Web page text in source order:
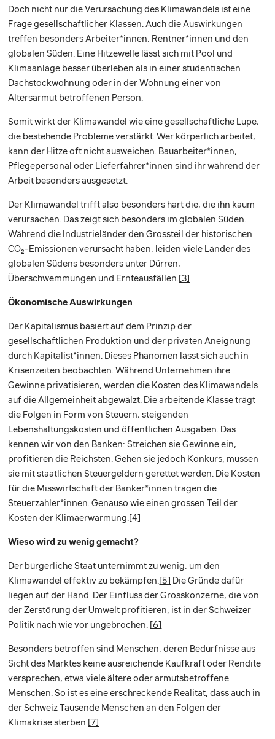
Doch nicht nur die Verursachung des Klimawandels ist eine
Frage gesellschaftlicher Klassen. Auch die Auswirkungen
treffen besonders Arbeiter*innen, Rentner*innen und den
globalen Süden. Eine Hitzewelle lässt sich mit Pool und
Klimaanlage besser überleben als in einer studentischen
Dachstockwohnung oder in der Wohnung einer von
Altersarmut betroffenen Person.
Somit wirkt der Klimawandel wie eine gesellschaftliche Lupe,
die bestehende Probleme verstärkt. Wer körperlich arbeitet,
kann der Hitze oft nicht ausweichen. Bauarbeiter*innen,
Pflegepersonal oder Lieferfahrer*innen sind ihr während der
Arbeit besonders ausgesetzt.
Der Klimawandel trifft also besonders hart die, die ihn kaum
verursachen. Das zeigt sich besonders im globalen Süden.
Während die Industrieländer den Grossteil der historischen
CO2-Emissionen verursacht haben, leiden viele Länder des
globalen Südens besonders unter Dürren,
Überschwemmungen und Ernteausfällen. [3]
Ökonomische Auswirkungen
Der Kapitalismus basiert auf dem Prinzip der
gesellschaftlichen Produktion und der privaten Aneignung
durch Kapitalist*innen. Dieses Phänomen lässt sich auch in
Krisenzeiten beobachten. Während Unternehmen ihre
Gewinne privatisieren, werden die Kosten des Klimawandels
auf die Allgemeinheit abgewälzt. Die arbeitende Klasse trägt
die Folgen in Form von Steuern, steigenden
Lebenshaltungskosten und öffentlichen Ausgaben. Das
kennen wir von den Banken: Streichen sie Gewinne ein,
profitieren die Reichsten. Gehen sie jedoch Konkurs, müssen
sie mit staatlichen Steuergeldern gerettet werden. Die Kosten
für die Misswirtschaft der Banker*innen tragen die
Steuerzahler*innen. Genauso wie einen grossen Teil der
Kosten der Klimaerwärmung. [4]
Wieso wird zu wenig gemacht?
Der bürgerliche Staat unternimmt zu wenig, um den
Klimawandel effektiv zu bekämpfen. [5] Die Gründe dafür
liegen auf der Hand. Der Einfluss der Grosskonzerne, die von
der Zerstörung der Umwelt profitieren, ist in der Schweizer
Politik nach wie vor ungebrochen. [6]
Besonders betroffen sind Menschen, deren Bedürfnisse aus
Sicht des Marktes keine ausreichende Kaufkraft oder Rendite
versprechen, etwa viele ältere oder armutsbetroffene
Menschen. So ist es eine erschreckende Realität, dass auch in
der Schweiz Tausende Menschen an den Folgen der
Klimakrise sterben. [7]